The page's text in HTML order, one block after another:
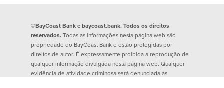
Procurar
Português
©BayCoast Bank e baycoast.bank. Todos os direitos
reservados. Todas as informações nesta página web são
propriedade do BayCoast Bank e estão protegidas por
direitos de autor. É expressamente proibida a reprodução de
qualquer informação divulgada nesta página web. Qualquer
evidência de atividade criminosa será denunciada às